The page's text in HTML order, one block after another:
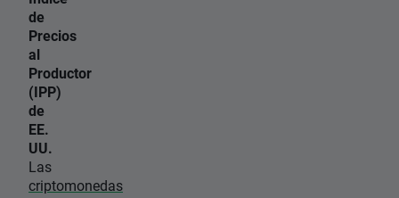
de
Precios
al
Productor
(IPP)
de
EE.
UU.
Las
criptomonedas